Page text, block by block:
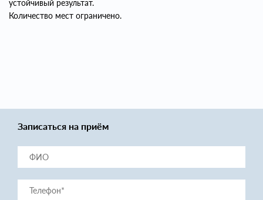
устойчивый результат.
Количество мест ограничено.
Записаться на приём